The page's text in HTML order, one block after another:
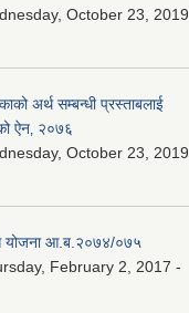
October 23, 2019
अर्थ सम्बन्धी प्रस्ताबलाई
ऐन‚ २०७६
October 23, 2019
योजना आ.ब.२०७४/०७५
February 2, 2017 -